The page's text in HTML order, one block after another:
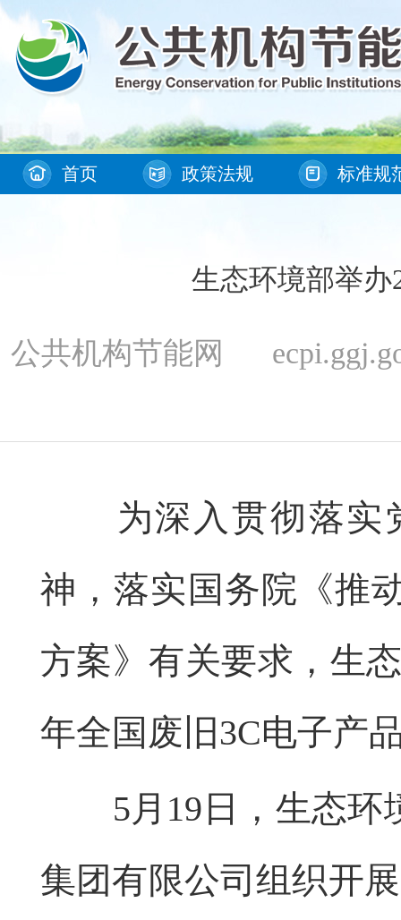
首页 政策法规 标准规
生态环境部举办
公共机构节能网
为深入贯彻落实党
神，落实国务院《推
方案》有关要求，生
年全国废旧3C电子产
5月19日，生态环
集团有限公司组织开